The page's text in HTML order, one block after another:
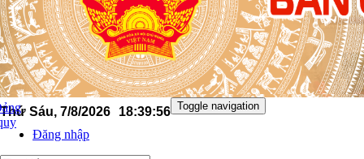
Thứ Sáu, 7/8/2026 18:39:57 Toggle navigation
Đăng nhập